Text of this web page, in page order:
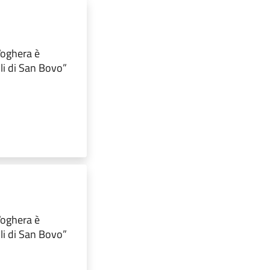
è
di San Bovo”
è
di San Bovo”